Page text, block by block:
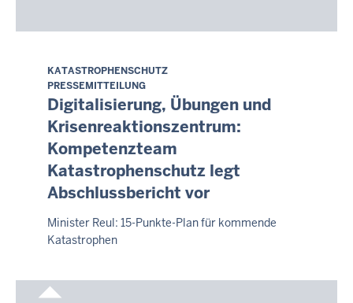
Samstag,
8.
August
2026
-
14:09
KATASTROPHENSCHUTZ
PRESSEMITTEILUNG
Digitalisierung, Übungen und
Krisenreaktionszentrum:
Kompetenzteam
Katastrophenschutz legt
Abschlussbericht vor
Minister Reul: 15-Punkte-Plan für kommende
Katastrophen